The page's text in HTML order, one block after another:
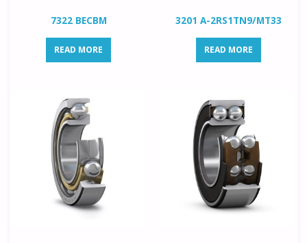
7322 BECBM
READ MORE
3201 A-2RS1TN9/MT33
READ MORE